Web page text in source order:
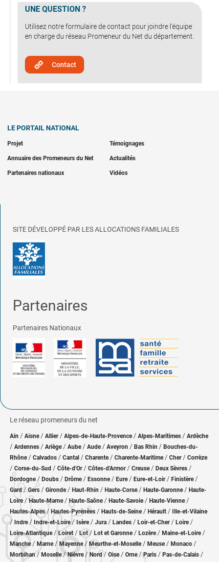
UNE QUESTION ?
Utilisez notre formulaire de contact pour joindre l'équipe
en charge du réseau Promeneur du Net du département.
Contact
LE PORTAIL NATIONAL
Projet Témoignages
Annuaire des Promeneurs du Net Actualités
Partenaires nationaux Vidéos
SITE DÉVELOPPÉ PAR LES ALLOCATIONS FAMILIALES
Partenaires
Partenaires Nationaux
Le réseau promeneurs du net
Ain / Aisne/ Allier/ Alpes-de-Haute-Provence / Alpes-Maritimes / Ardèche
/ Ardennes / Ariège/ Aube/ Aude / Aveyron / Bas Rhin / Bouches-du-
Rhône/ Calvados / Cantal / Charente / Charente-Maritime/ Cher / Corrèze
/ Corse-du-Sud / Côte-d'Or / Côtes-d'Armor/ Creuse/ Deux Sèvres /
Dordogne/ Doubs / Drôme/ Essonne / Eure/ Eure-et-Loir / Finistère/
Gard/ Gers / Gironde/ Haut-Rhin / Haute-Corse/ Haute-Garonne/ Haute-
Loire/Haute-Marne/ Haute-Saône/ Haute-Savoie/ Haute-Vienne/
Hautes-Alpes/ Hautes-Pyrénées / Hauts-de-Seine/ Hérault / Ille-et-Vilaine
/ Indre/ Indre-et-Loire/ Isère/ Jura / Landes / Loir-et-Cher/ Loire/
Loire-Atlantique/ Loiret / Lot/ Lot et Garonne/ Lozère / Maine-et-Loire/
Manche/ Marne/ Mayenne/ Meurthe-et-Moselle/ Meuse/ Monaco /
Morbihan/ Moselle/ Nièvre / Nord/ Oise / Orne/Paris / Pas-de-Calais /